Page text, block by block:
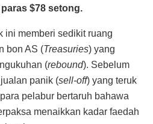
$78 setong.
ini memberi sedikit ruang
bon AS (Treasuries) yang
(rebound). Sebelum
panik (sell-off) yang teruk
pelabur bertaruh bahawa
menaikkan kadar faedah